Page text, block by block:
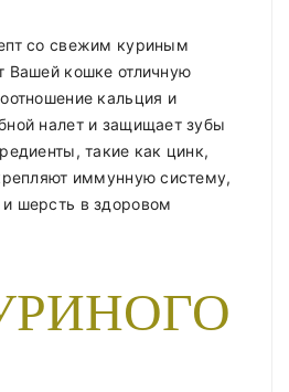
со свежим куриным
Вашей кошке отличную
кальция и
налет и защищает зубы
такие как цинк,
иммунную систему,
шерсть в здоровом